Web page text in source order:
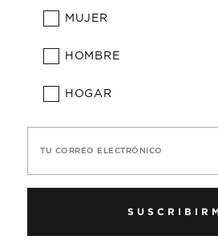
MUJER
HOMBRE
HOGAR
TU CORREO ELECTRÓNICO